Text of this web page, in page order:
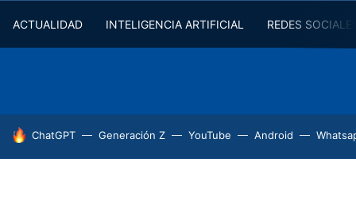
ACTUALIDAD INTELIGENCIA ARTIFICIAL REDES
HOY SE HABLA DE
ChatGPT Generación Z YouTube Android